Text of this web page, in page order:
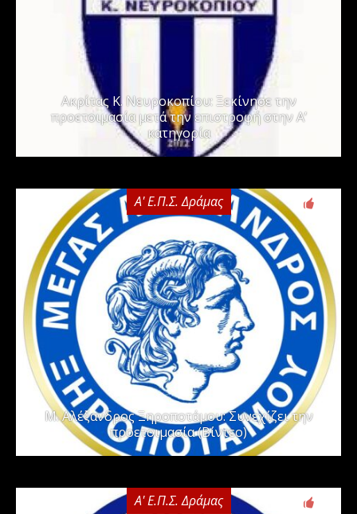
Ακρίτας Κ. Νευροκοπίου: Ξεκίνησε την
προετοιμασία μετά την επιστροφή στην Α’
κατηγορία
Α' Ε.Π.Σ. Δράμας
Μ. Αλέξανδρος Ξηροποτάμου: Συνεχίζει την
προετοιμασία (Βίντεο)
Α' Ε.Π.Σ. Δράμας